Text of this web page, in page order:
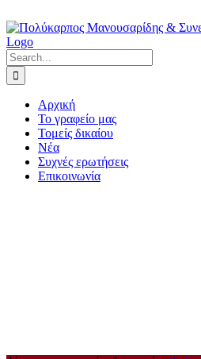
to
content
Search
for:
Αρχική
Το γραφείο μας
Τομείς δικαίου
Νέα
Συχνές ερωτήσεις
Επικοινωνία